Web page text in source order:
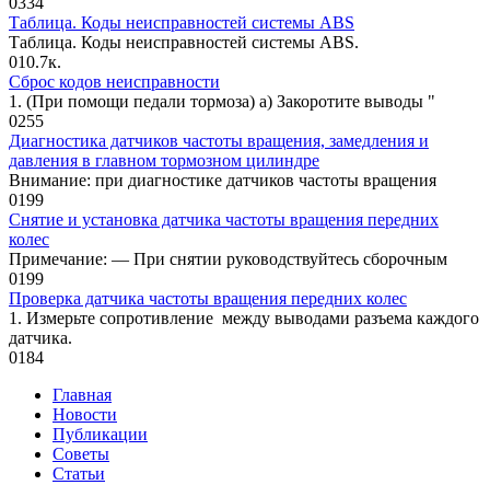
Таблица. Коды неисправностей системы ABS
Таблица. Коды неисправностей системы ABS.
010.7к.
Сброс кодов неисправности
1. (При помощи педали тормоза) а) Закоротите выводы "
0255
Диагностика датчиков частоты вращения, замедления и
давления в главном тормозном цилиндре
Внимание: при диагностике датчиков частоты вращения
0199
Снятие и установка датчика частоты вращения передних
колес
Примечание: — При снятии руководствуйтесь сборочным
0199
Проверка датчика частоты вращения передних колес
1. Измерьте сопротивление между выводами разъема каждого
датчика.
0184
Главная
Новости
Публикации
Советы
Статьи